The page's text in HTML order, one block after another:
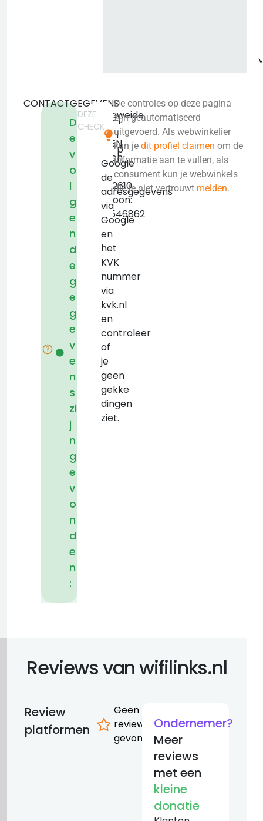
CONTACTGEGEVENS
D
e
v
o
l
g
e
n
d
e
g
e
g
e
v
e
n
s
zi
j
n
g
e
v
o
n
d
e
n
:
Talingweide
26
3993EN
Houten
KVK:
76982610
Telefoon:
0681546862
T
i
p
Google
de
adresgegevens
via
Google
en
het
KVK
nummer
via
kvk.nl
en
controleer
of
je
geen
gekke
dingen
ziet.
DEZE
CHECK
De controles op deze pagina
zijn geautomatiseerd
uitgevoerd. Als webwinkelier
kun je dit profiel claimen om de
informatie aan te vullen, als
consument kun je webwinkels
die je niet vertrouwt melden.
Reviews van wifilinks.nl
Review
platformen
Geen
reviews
gevonden
Ondernemer?
Meer
reviews
met een
kleine
donatie